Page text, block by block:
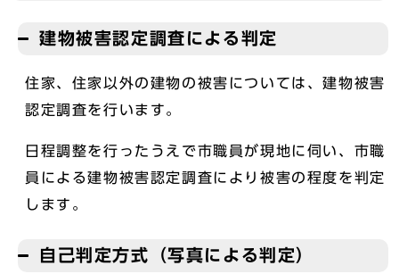
建物被害認定調査による判定
住家、住家以外の建物の被害については、建物被害
認定調査を行います。
日程調整を行ったうえで市職員が現地に伺い、市職
員による建物被害認定調査により被害の程度を判定
します。
自己判定方式（写真による判定）